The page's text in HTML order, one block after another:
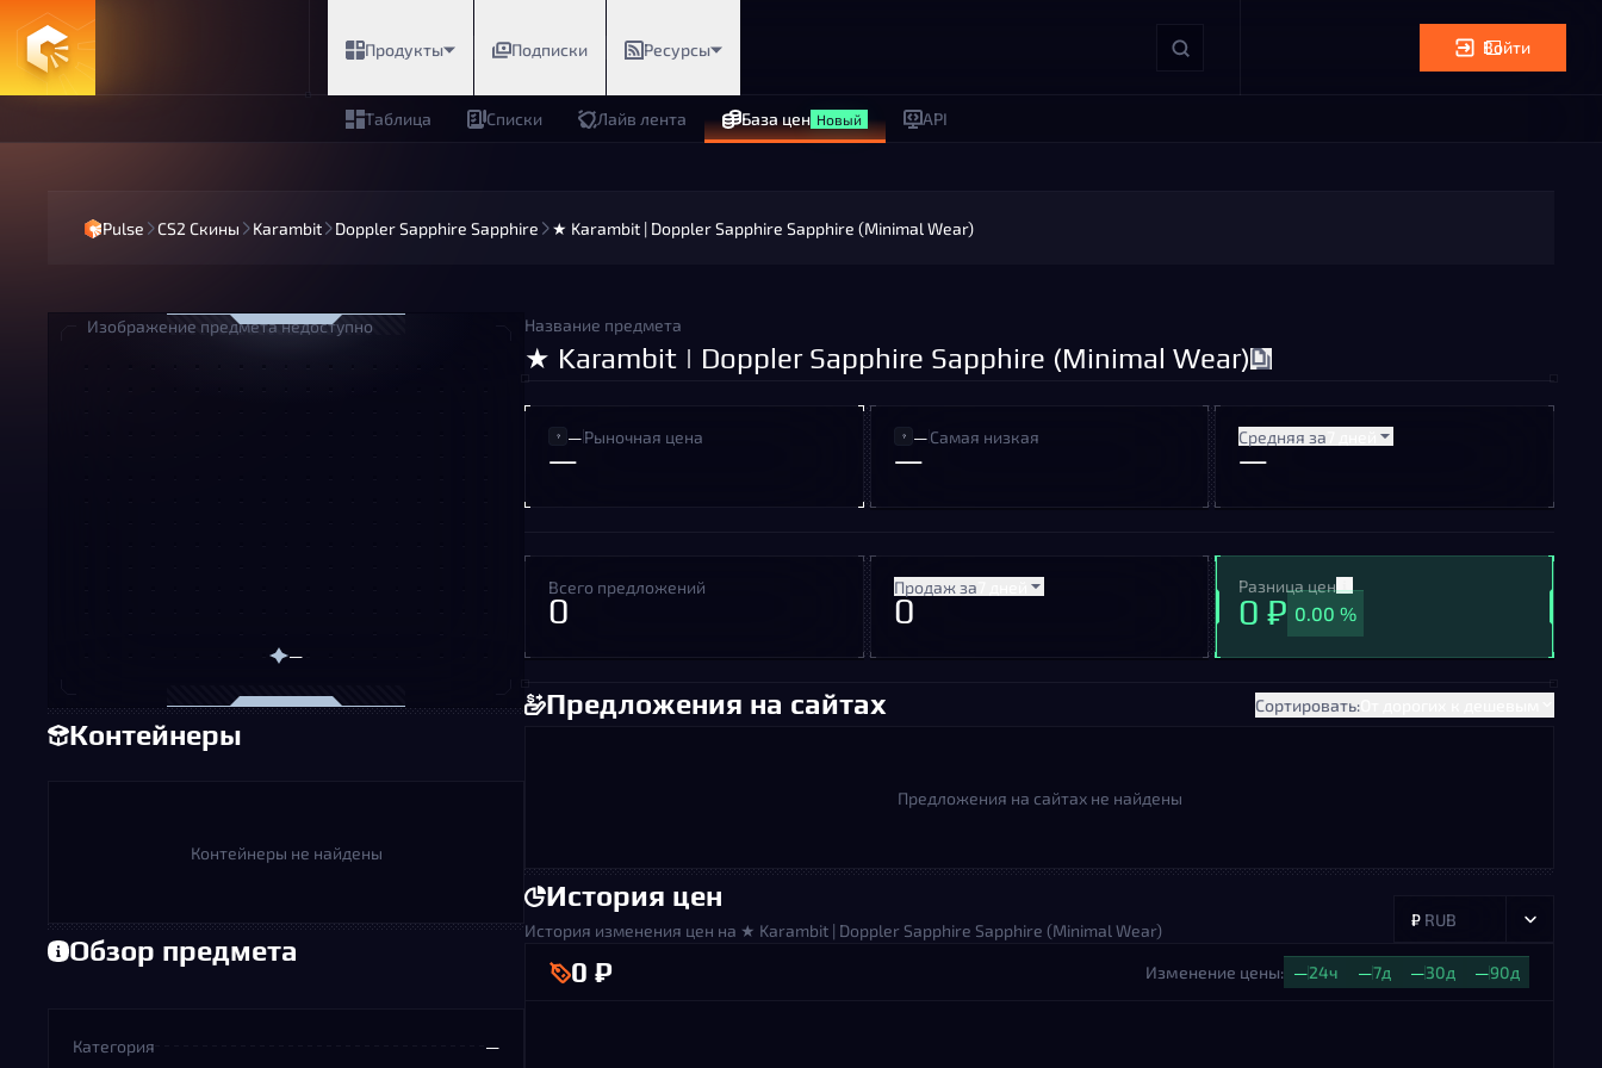
Продукты Подписки Ресурсы Войти
Таблица Списки Лайв лента База цен Новый API
Pulse CS2 Скины Karambit Doppler Sapphire Sapphire ★ Karambit | Doppler Sapphire Sapphire (Minimal Wear)
Изображение предмета недоступно
—
Контейнеры
Контейнеры не найдены
Обзор предмета
Категория —
Название предмета
★ Karambit | Doppler Sapphire Sapphire (Minimal Wear)
—Рыночная цена
—
—Самая низкая
—
Средняя за
—
Всего предложений
0
Продаж за
0
Разница цен
0 ₽ 0.00 %
Предложения на сайтах Сортировать:
Предложения на сайтах не найдены
История цен
История изменения цен на ★ Karambit | Doppler Sapphire Sapphire (Minimal Wear)
₽ RUB
0 ₽ Изменение цены: —24ч —7д —30д —90д